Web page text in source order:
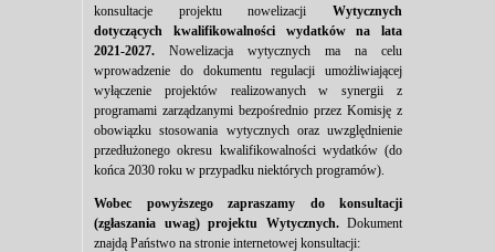
konsultacje projektu nowelizacji Wytycznych
dotyczących kwalifikowalności wydatków na lata
2021-2027. Nowelizacja wytycznych ma na celu
wprowadzenie do dokumentu regulacji umożliwiającej
wyłączenie projektów realizowanych w synergii z
programami zarządzanymi bezpośrednio przez Komisję z
obowiązku stosowania wytycznych oraz uwzględnienie
przedłużonego okresu kwalifikowalności wydatków (do
końca 2030 roku w przypadku niektórych programów).
Wobec powyższego zapraszamy do konsultacji
(zgłaszania uwag) projektu Wytycznych. Dokument
znajdą Państwo na stronie internetowej konsultacji: